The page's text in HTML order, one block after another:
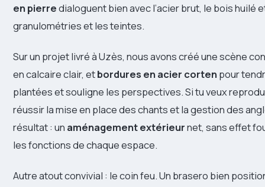
en pierredialoguent bien avec l’acier brut, le bois
granulométries et les teintes.
Sur un projet livré à Uzès, nous avons créé une scène
en calcaire clair, etbordures en acier corten pour
plantées et souligne les perspectives. Si tu veux
réussir la mise en place des chants et la gestion des
résultat : un aménagement extérieurnet, sans effet
les fonctions de chaque espace.
Autre atout convivial : le coin feu. Un brasero bien